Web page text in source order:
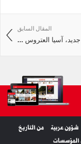
المقال السابق
آسيا العتروس ...
شؤون عربية
من التاريخ
المؤسسات